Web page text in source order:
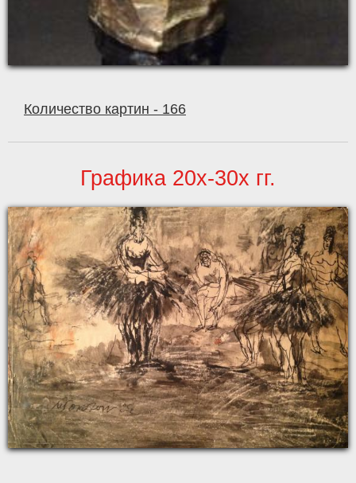
Количество картин - 166
Графика 20х-30х гг.